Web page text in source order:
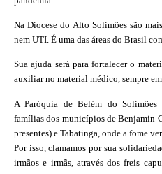
Na Diocese do Alto Solimões são
nem UTI. É uma das áreas do Brasil
Sua ajuda será para fortalecer o
auxiliar no material médico, sempre
A Paróquia de Belém do Solimões
famílias dos municípios de Benjamin
presentes) e Tabatinga, onde a fome
Por isso, clamamos por sua
irmãos e irmãs, através dos freis